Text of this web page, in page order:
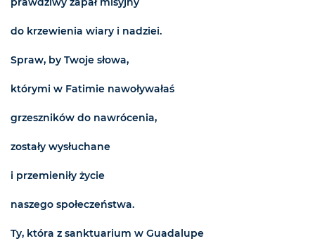
do krzewienia wiary i nadziei.
Spraw, by Twoje słowa,
którymi w Fatimie nawoływałaś
grzeszników do nawrócenia,
zostały wysłuchane
i przemieniły życie
naszego społeczeństwa.
Ty, która z sanktuarium w Guadalupe